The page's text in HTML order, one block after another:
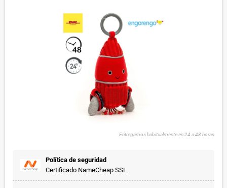
Entregamos habitualmente en 24 a 48 horas
Política de seguridad
Certificado NameCheap SSL